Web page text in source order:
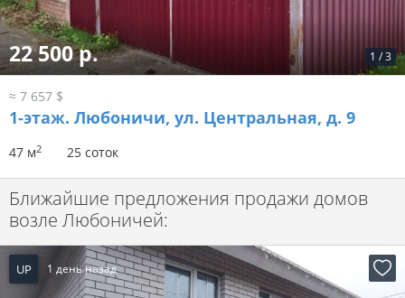
1 /3
22 500 р.
≈ 7 657 $
1-этаж. Любоничи, ул. Центральная, д. 9
47 м2 25 соток
Ближайшие предложения продажи домов
возле Любоничей:
UP 1 день назад